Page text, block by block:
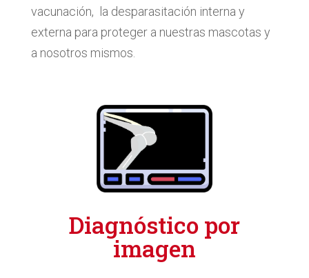
vacunación, la desparasitación interna y
externa para proteger a nuestras mascotas y
a nosotros mismos.
Diagnóstico por
imagen